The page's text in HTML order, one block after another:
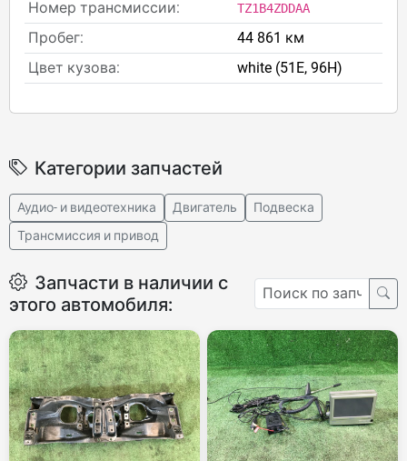
Номер трансмиссии: TZ1B4ZDDAA
Пробег:
44 861 км
Цвет кузова:
white (51E, 96H)
Категории запчастей
Аудио- и видеотехника Двигатель
Подвеска
Трансмиссия и привод
Запчасти в наличии с
этого автомобиля: